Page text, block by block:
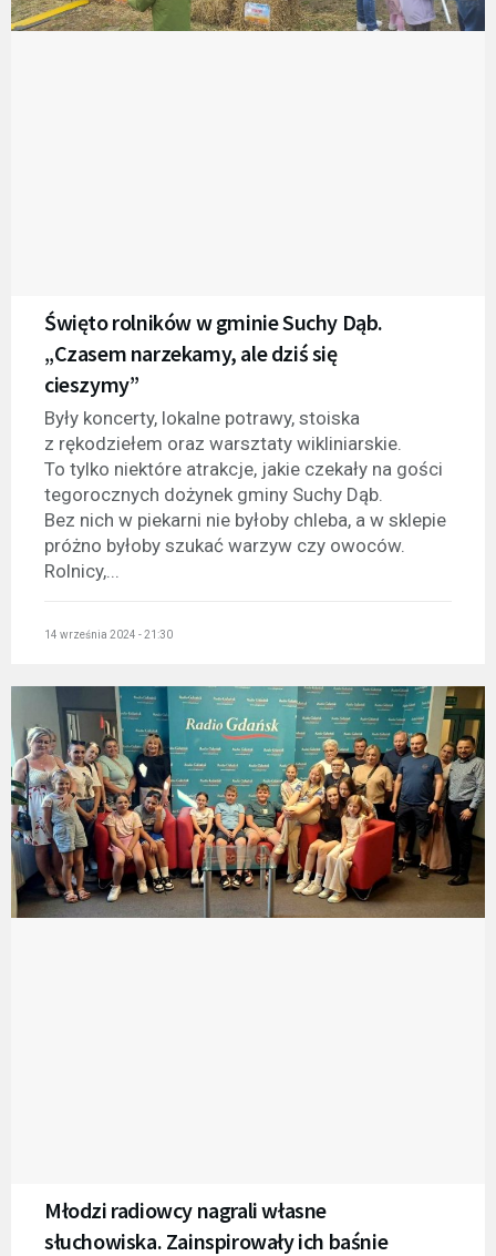
Święto rolników w gminie Suchy Dąb.
„Czasem narzekamy, ale dziś się
cieszymy”
Były koncerty, lokalne potrawy, stoiska
z rękodziełem oraz warsztaty wikliniarskie.
To tylko niektóre atrakcje, jakie czekały na gości
tegorocznych dożynek gminy Suchy Dąb.
Bez nich w piekarni nie byłoby chleba, a w sklepie
próżno byłoby szukać warzyw czy owoców.
Rolnicy,...
14 września 2024 - 21:30
Młodzi radiowcy nagrali własne
słuchowiska. Zainspirowały ich baśnie